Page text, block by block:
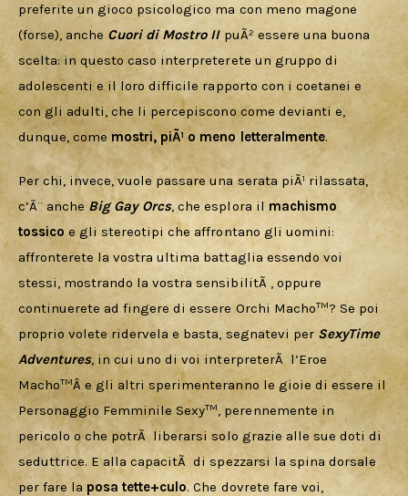
preferite un gioco psicologico ma con meno magone
(forse), anche Cuori di Mostro II puÃ² essere una buona
scelta: in questo caso interpreterete un gruppo di
adolescenti e il loro difficile rapporto con i coetanei e
con gli adulti, che li percepiscono come devianti e,
dunque, come mostri, piÃ¹ o meno letteralmente.
Per chi, invece, vuole passare una serata piÃ¹ rilassata,
c’Ã¨ anche Big Gay Orcs, che esplora il machismo
tossico e gli stereotipi che affrontano gli uomini:
affronterete la vostra ultima battaglia essendo voi
stessi, mostrando la vostra sensibilitÃ , oppure
continuerete ad fingere di essere Orchi MachoTM? Se poi
proprio volete ridervela e basta, segnatevi per SexyTime
Adventures, in cui uno di voi interpreterÃ  l’Eroe
MachoTMÂ e gli altri sperimenteranno le gioie di essere il
Personaggio Femminile SexyTM, perennemente in
pericolo o che potrÃ  liberarsi solo grazie alle sue doti di
seduttrice. E alla capacitÃ  di spezzarsi la spina dorsale
per fare la posa tette+culo. Che dovrete fare voi,